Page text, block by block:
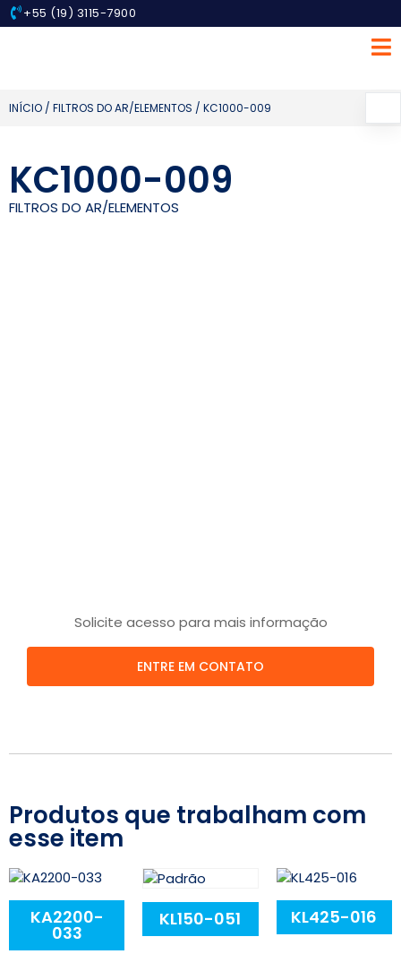
+55 (19) 3115-7900
INÍCIO / FILTROS DO AR/ELEMENTOS / KC1000-009
KC1000-009
FILTROS DO AR/ELEMENTOS
Solicite acesso para mais informação
ENTRE EM CONTATO
Produtos que trabalham com
esse item
KA2200-
033
KL150-051 KL425-016